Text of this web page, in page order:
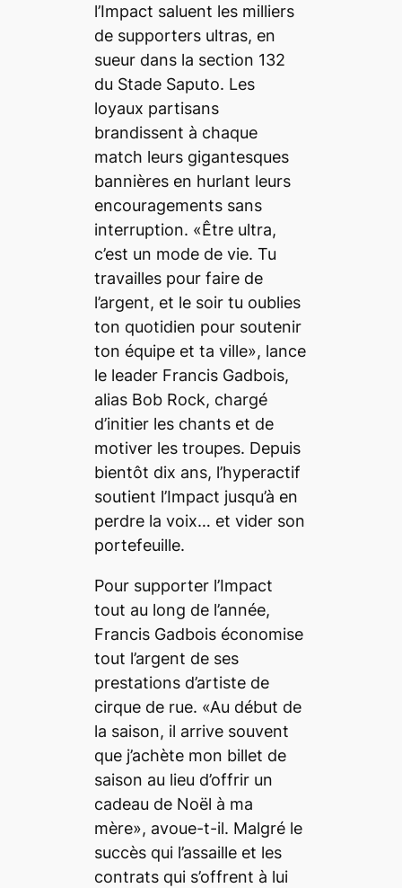
l’Impact saluent les milliers
de supporters ultras, en
sueur dans la section 132
du Stade Saputo. Les
loyaux partisans
brandissent à chaque
match leurs gigantesques
bannières en hurlant leurs
encouragements sans
interruption. «Être ultra,
c’est un mode de vie. Tu
travailles pour faire de
l’argent, et le soir tu oublies
ton quotidien pour soutenir
ton équipe et ta ville», lance
le leader Francis Gadbois,
alias Bob Rock, chargé
d’initier les chants et de
motiver les troupes. Depuis
bientôt dix ans, l’hyperactif
soutient l’Impact jusqu’à en
perdre la voix… et vider son
portefeuille.
Pour supporter l’Impact
tout au long de l’année,
Francis Gadbois économise
tout l’argent de ses
prestations d’artiste de
cirque de rue. «Au début de
la saison, il arrive souvent
que j’achète mon billet de
saison au lieu d’offrir un
cadeau de Noël à ma
mère», avoue-t-il. Malgré le
succès qui l’assaille et les
contrats qui s’offrent à lui